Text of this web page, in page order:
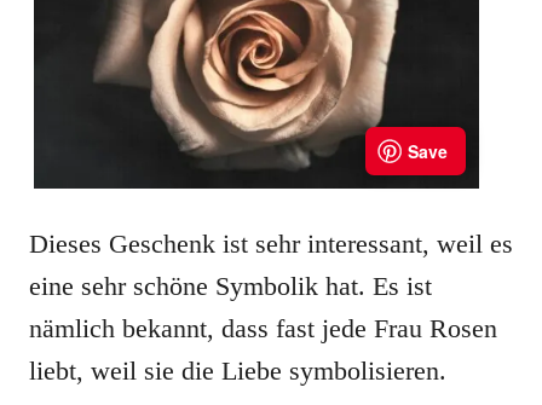
Dieses Geschenk ist sehr interessant, weil es
eine sehr schöne Symbolik hat. Es ist
nämlich bekannt, dass fast jede Frau Rosen
liebt, weil sie die Liebe symbolisieren.